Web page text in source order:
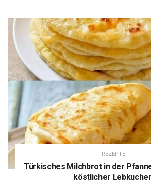
REZEPTE
Türkisches Milchbrot in der
köstlicher